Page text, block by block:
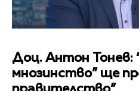
Доц. Антон Тонев:
мнозинство” ще